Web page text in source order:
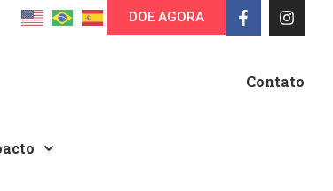
DOE AGORA
Contato